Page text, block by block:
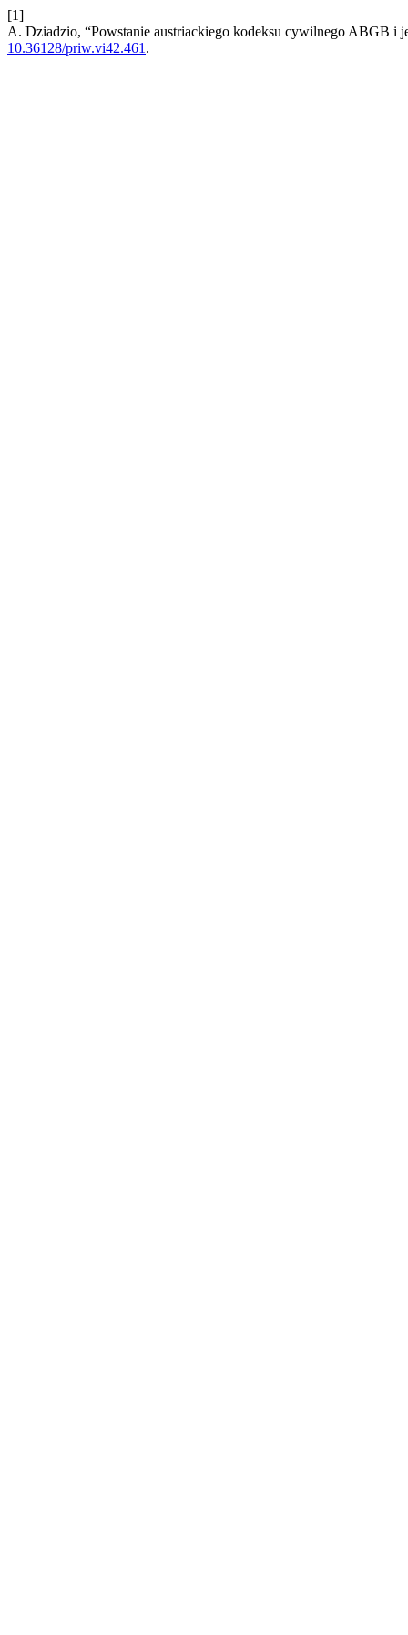
[1]
A. Dziadzio, “Powstanie austriackiego kodeksu cywilnego ABGB i
10.36128/priw.vi42.461 .